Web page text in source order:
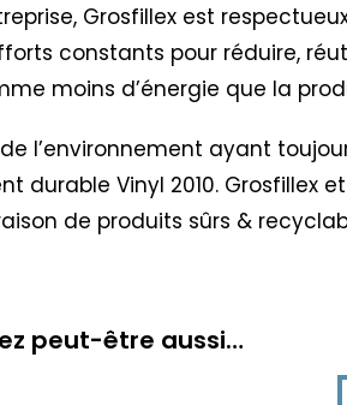
Grosfillex est
constants pour réduire,
moins d’énergie que la
l’environnement ayant
durable Vinyl 2010. Grosfillex
de produits sûrs &
peut-être aussi…